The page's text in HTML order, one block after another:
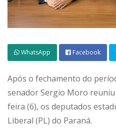
WhatsApp Facebook
Após o fechamento do
senador Sergio Moro
feira (6), os deputados
Liberal (PL) do Paraná.